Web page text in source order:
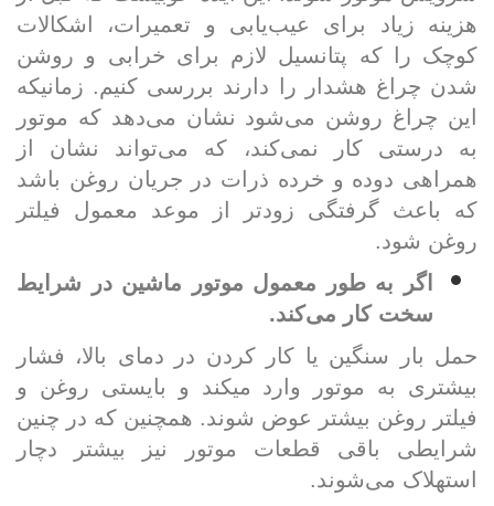
هزینه زیاد برای عیب‌یابی و تعمیرات، اشکالات
کوچک را که پتانسیل لازم برای خرابی و روشن
شدن چراغ هشدار را دارند بررسی کنیم. زمانیکه
این چراغ روشن می­‌شود نشان می­‌دهد که موتور
به درستی کار نمی­‌کند، که می­‌تواند نشان از
همراهی دوده و خرده ذرات در جریان روغن باشد
که باعث گرفتگی زودتر از موعد معمول فیلتر
روغن شود.
اگر به طور معمول موتور ماشین در شرایط
سخت کار می­‌کند.
حمل بار سنگین یا کار کردن در دمای بالا، فشار
بیشتری به موتور وارد می­کند و بایستی روغن و
فیلتر روغن بیشتر عوض شوند. همچنین که در چنین
شرایطی باقی قطعات موتور نیز بیشتر دچار
استهلاک می‌­شوند.